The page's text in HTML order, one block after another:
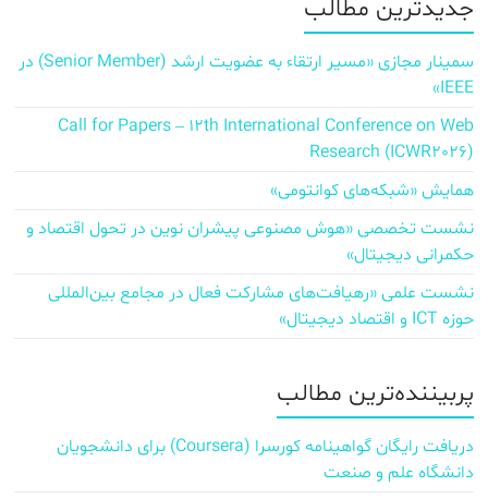
جدیدترین مطالب
سمینار مجازی «مسیر ارتقاء به عضویت ارشد (Senior Member) در
IEEE»
Call for Papers – 12th International Conference on Web
Research (ICWR2026)
همایش «شبکه‌های کوانتومی»
نشست تخصصی «هوش مصنوعی پیشران نوین در تحول اقتصاد و
حکمرانی دیجیتال»
نشست علمی «رهیافت‌های مشارکت فعال در مجامع بین‌المللی
حوزه ICT و اقتصاد دیجیتال»
پربیننده‌ترین مطالب
دریافت رایگان گواهینامه کورسرا (Coursera) برای دانشجویان
دانشگاه علم و صنعت